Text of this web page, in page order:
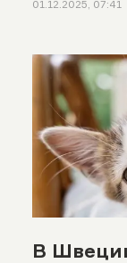
01.12.2025, 07:41
В